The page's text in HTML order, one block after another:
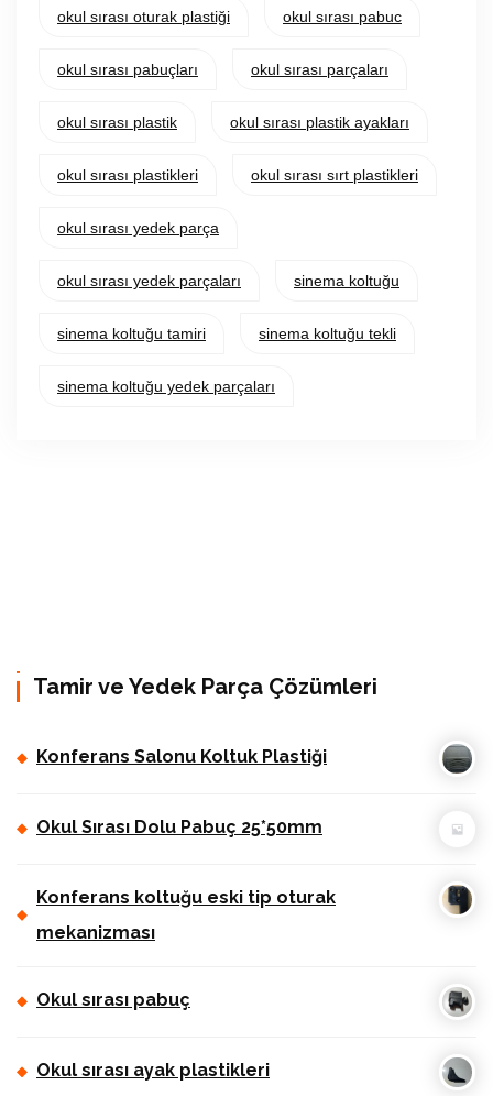
okul sırası oturak plastiği okul sırası pabuc
okul sırası pabuçları okul sırası parçaları
okul sırası plastik okul sırası plastik ayakları
okul sırası plastikleri okul sırası sırt plastikleri
okul sırası yedek parça
okul sırası yedek parçaları sinema koltuğu
sinema koltuğu tamiri sinema koltuğu tekli
sinema koltuğu yedek parçaları
Tamir ve Yedek Parça Çözümleri
Konferans Salonu Koltuk Plastiği
Okul Sırası Dolu Pabuç 25*50mm
Konferans koltuğu eski tip oturak
mekanizması
Okul sırası pabuç
Okul sırası ayak plastikleri